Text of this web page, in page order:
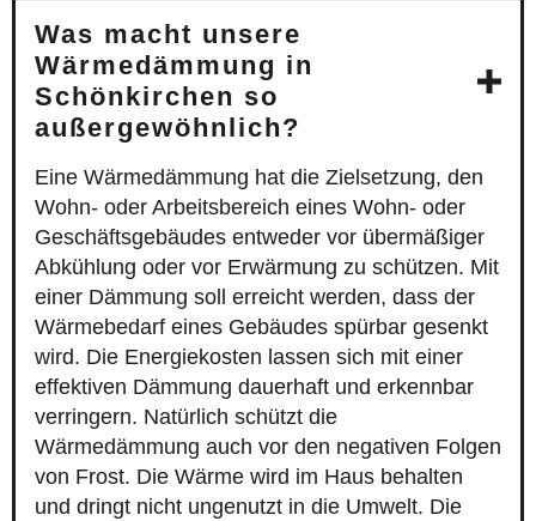
Was macht unsere
Wärmedämmung in
Schönkirchen so
außergewöhnlich?
Eine Wärmedämmung hat die Zielsetzung, den
Wohn- oder Arbeitsbereich eines Wohn- oder
Geschäftsgebäudes entweder vor übermäßiger
Abkühlung oder vor Erwärmung zu schützen. Mit
einer Dämmung soll erreicht werden, dass der
Wärmebedarf eines Gebäudes spürbar gesenkt
wird. Die Energiekosten lassen sich mit einer
effektiven Dämmung dauerhaft und erkennbar
verringern. Natürlich schützt die
Wärmedämmung auch vor den negativen Folgen
von Frost. Die Wärme wird im Haus behalten
und dringt nicht ungenutzt in die Umwelt. Die